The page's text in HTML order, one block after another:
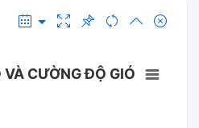
CƯỜNG ĐỘ GIÓ